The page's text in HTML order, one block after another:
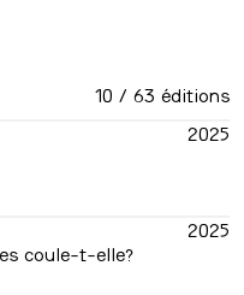
10 / 63 éditions
2025
2025
coule-t-elle?